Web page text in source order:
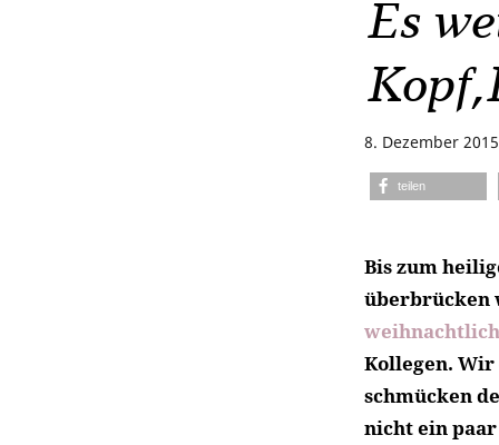
Es
8. Dezember 2015
teilen
Bis zum
überbrücken
Kollegen.
schmücken
nicht ein